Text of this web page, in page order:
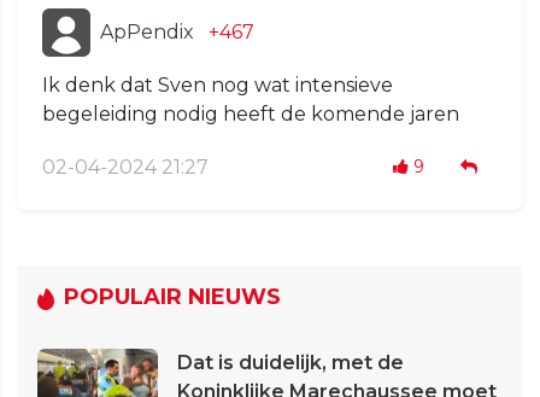
ApPendix +467
Ik denk dat Sven nog wat intensieve
begeleiding nodig heeft de komende jaren
02-04-2024 21:27 9
POPULAIR NIEUWS
Dat is duidelijk, met de
Koninklijke Marechaussee moet